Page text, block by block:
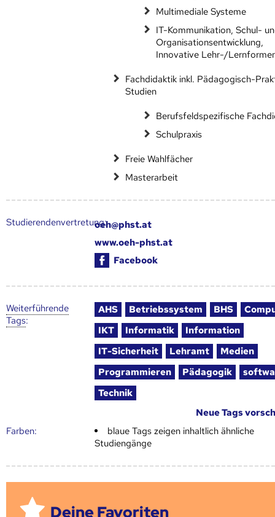
Multimediale Systeme
IT-Kommunikation, Schul-
Organisationsentwicklung,
Innovative Lehr-/
Fachdidaktik inkl. Pädagogisch-
Studien
Berufsfeldspezifische
Schulpraxis
Freie Wahlfächer
Masterarbeit
Studierendenvertretung:oeh@phst.at
www.oeh-phst.at
Facebook
Weiter­führende
Tags:
AHS Betriebssystem BHS
IKT
Informatik
Information
IT-Sicherheit
Lehramt
Medien
Programmieren
Pädagogik
Technik
Neue Tags
Farben:
blaue Tags zeigen inhaltlich ähnliche
Studiengänge
Deine Favoriten